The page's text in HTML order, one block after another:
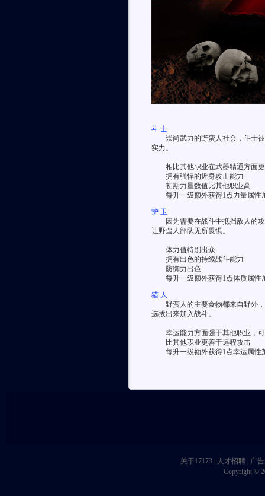
斗 士
崇尚武力的野蛮人社会，斗士被
实力。
相比其他职业在武器精通方面更
拥有强悍的近身攻击能力
初期力量数值比其他职业高
每升一级额外获得1点力量属性
护 卫
因为需要在战斗中抵挡敌人的攻
让野蛮人部队无所畏惧。
体力值特别出众
拥有出色的持续战斗能力
防御力出色
每升一级额外获得1点体质属性
猎 人
野蛮人的主要食物都来自野外，
选拔出来加入战斗。
幸运能力方面强于其他职业，可
比其他职业更善于远程攻击
每升一级额外获得1点幸运属性
关于17173 人才招聘
广
Copyright ©